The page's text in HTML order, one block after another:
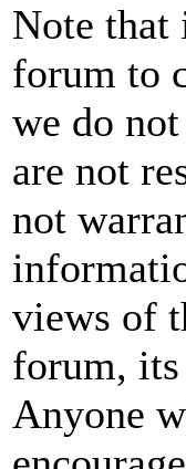
Note that
forum to
we do
are not
not
views of
forum,
Anyone